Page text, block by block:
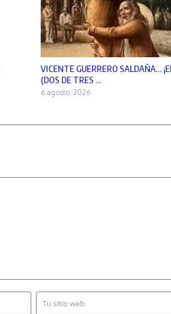
VICENTE GUERRERO SALDAÑA…
(DOS DE TRES ...
6 agosto, 2026